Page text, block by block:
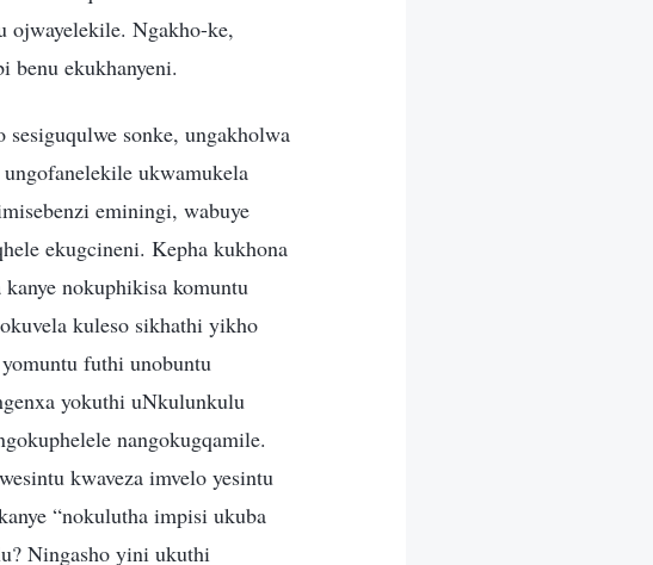
ojwayelekile. Ngakho-ke,
benu ekukhanyeni.
sonke, ungakholwa
ukwamukela
eminingi, wabuye
ekugcineni. Kepha kukhona
nokuphikisa komuntu
kuleso sikhathi yikho
futhi unobuntu
yokuthi uNkulunkulu
nangokugqamile.
kwaveza imvelo yesintu
“nokulutha impisi ukuba
Ningasho yini ukuthi